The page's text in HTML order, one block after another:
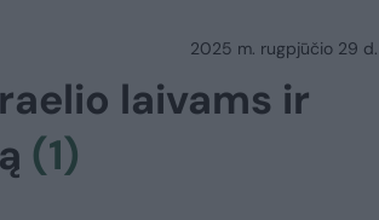
2025 m. rugpjūčio 29 d.
laivams ir
(1)